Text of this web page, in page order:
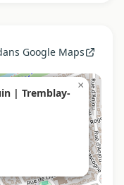
Google Maps
| Tremblay-
×